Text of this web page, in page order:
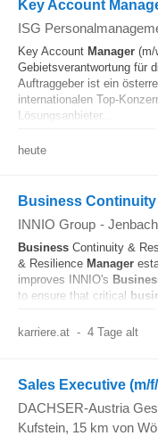
Key Account
ISG
Key Account Manager (m/
Gebietsverantwortung für
Auftraggeber ist ein
internationalen Top-
Lösungsanbieter...
heute
Business
INNIO Group - Jenbach
Business Continuity &
& Resilience Manager
improves INNIO's
to ensure that critical
karriere.at - 4 Tage alt
Sales Executive (m/
DACHSER-Austria
Kufstein, 15 km von